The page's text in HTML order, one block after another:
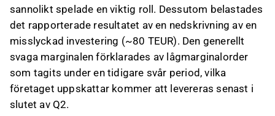
sannolikt spelade en viktig roll. Dessutom belastades
det rapporterade resultatet av en nedskrivning av en
misslyckad investering (~80 TEUR). Den generellt
svaga marginalen förklarades av lågmarginalorder
som tagits under en tidigare svår period, vilka
företaget uppskattar kommer att levereras senast i
slutet av Q2.